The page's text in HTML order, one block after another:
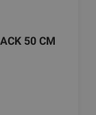
50 CM